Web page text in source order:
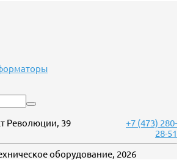
Революции, 39
+7 (473) 280-
28-51
оборудование, 2026